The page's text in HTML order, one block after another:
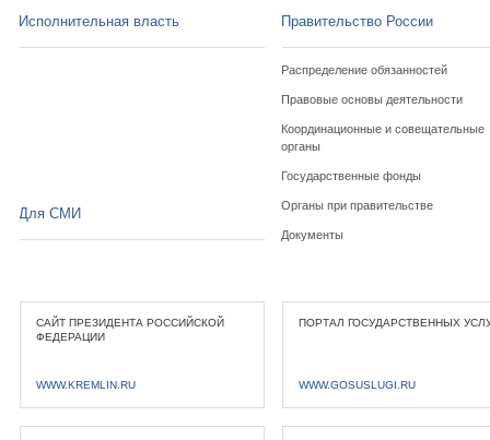
Исполнительная власть Правительство России
Распределение обязанностей
Правовые основы деятельности
Координационные и совещательные
органы
Государственные фонды
Органы при правительстве
Документы
Для СМИ
САЙТ ПРЕЗИДЕНТА РОССИЙСКОЙ
ФЕДЕРАЦИИ
WWW.KREMLIN.RU
ПОРТАЛ ГОСУДАРСТВЕННЫХ
WWW.GOSUSLUGI.RU